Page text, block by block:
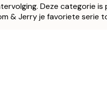
Deze categorie
& Jerry je favoriete serie